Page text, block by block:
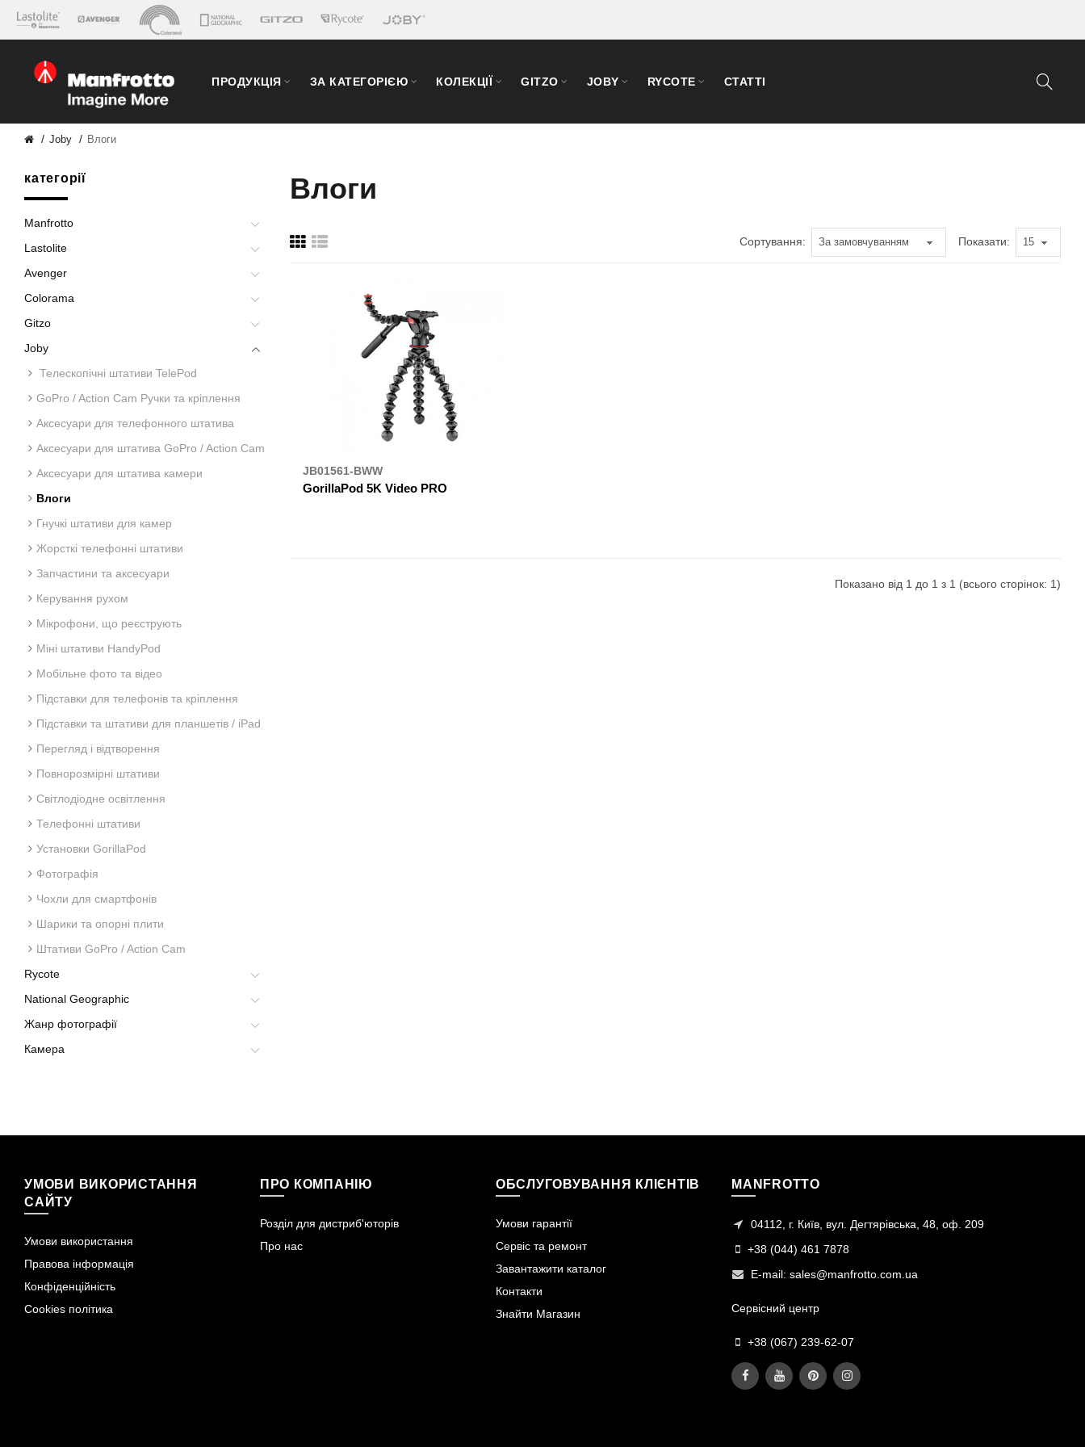
ПРОДУКЦІЯ ЗА КАТЕГОРІЄЮ КОЛЕКЦІЇ GITZO JOBY RYCOTE СТАТТІ
Joby Влоги
категорії
Manfrotto
Lastolite
Avenger
Colorama
Gitzo
Joby
Телескопічні штативи TelePod
GoPro / Action Cam Ручки та кріплення
Аксесуари для телефонного штатива
Аксесуари для штатива GoPro / Action Cam
Аксесуари для штатива камери
Влоги
Гнучкі штативи для камер
Жорсткі телефонні штативи
Запчастини та аксесуари
Керування рухом
Мікрофони, що реєструють
Міні штативи HandyPod
Мобільне фото та відео
Підставки для телефонів та кріплення
Підставки та штативи для планшетів / iPad
Перегляд і відтворення
Повнорозмірні штативи
Світлодіодне освітлення
Телефонні штативи
Установки GorillaPod
Фотографія
Чохли для смартфонів
Шарики та опорні плити
Штативи GoPro / Action Cam
Rycote
National Geographic
Жанр фотографії
Камера
Влоги
Сортування: Показати:
JB01561-BWW
GorillaPod 5K Video PRO
Показано від 1 до 1 з 1 (всього сторінок: 1)
УМОВИ ВИКОРИСТАННЯ
САЙТУ
Умови використання
Правова інформація
Конфіденційність
Cookies політика
ПРО КОМПАНІЮ
Розділ для дистриб'юторів
Про нас
ОБСЛУГОВУВАННЯ КЛІЄНТІВ
Умови гарантії
Сервіс та ремонт
Завантажити каталог
Контакти
Знайти Магазин
MANFROTTO
04112, г. Київ, вул. Дегтярівська, 48, оф. 209
+38 (044) 461 7878
E-mail: sales@manfrotto.com.ua
Сервісний центр
+38 (067) 239-62-07